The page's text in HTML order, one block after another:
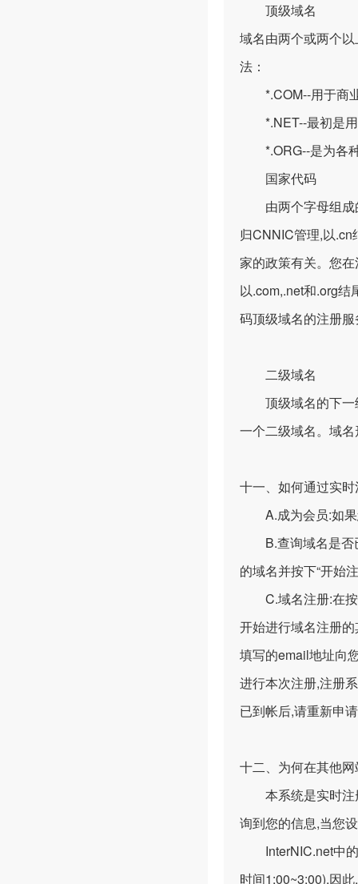
顶级域名
域名由两个或两个
法：
*.COM--用于商业
*.NET--最初是用
*.ORG--是为各种
国家代码
由两个字母组成
归CNNIC管理,以
家的政策有关。您
以.com,.net和.org
码顶级域名的注册
二级域名
顶级域名的下一
一个二级域名。域
十一、如何通过实
A.成为会员:如果
B.查询域名是否
的域名并按下“开始
C.域名注册:在按
开始进行域名注册
填写的email地址向
进行本次注册,注册
已到帐后,请重新申
十二、为何在其他
本系统是实时注
询到您的信息,当您
InterNIC.net中的
时间1:00~3:00),因